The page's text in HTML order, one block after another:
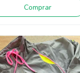
Comprar